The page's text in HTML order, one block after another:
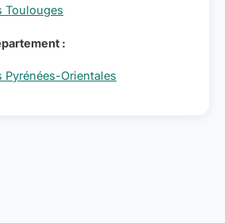
Toulouges
:
Orientales